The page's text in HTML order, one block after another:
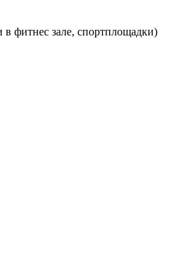
фитнес зале, спортплощадки)